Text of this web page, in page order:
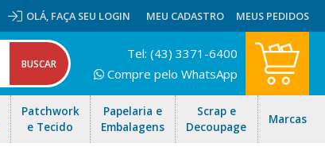
OLÁ, FAÇA SEU LOGIN MEU CADASTRO MEUS PEDIDOS
Patchwork
e Tecido
Papelaria e
Embalagens
Scrap e
Decoupage
Marcas
Tel: (43) 3371-6400
Compre pelo WhatsApp